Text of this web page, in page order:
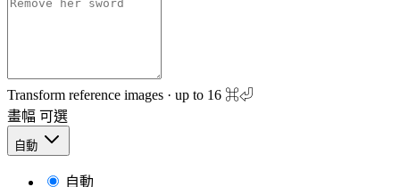
Transform reference images · up to 16 ⌘⏎
畫幅 可選
自動
自動